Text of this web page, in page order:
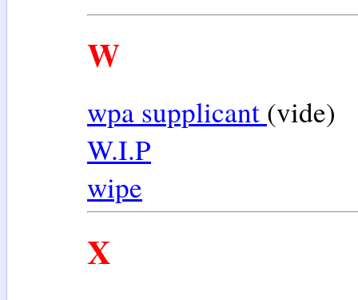
W
wpa supplicant (vide)
W.I.P
wipe
X